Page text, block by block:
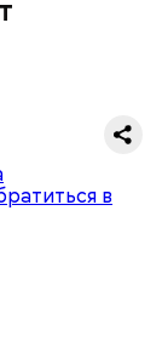
акции